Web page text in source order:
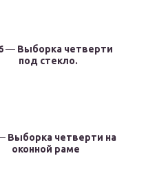
— Выборка четверти
под стекло.
Выборка четверти на
оконной раме